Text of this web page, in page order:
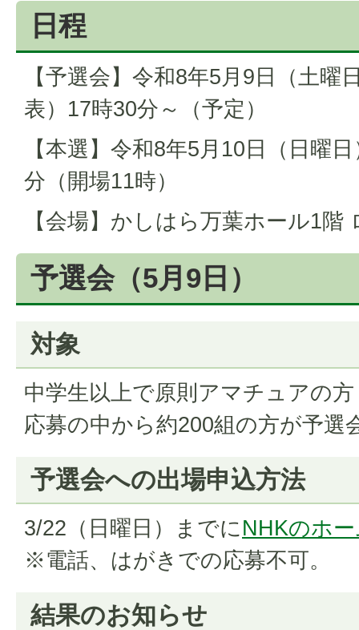
日程
【予選会】令和8年5月9日（土曜
表）17時30分～（予定）
【本選】令和8年5月10日（日曜
分（開場11時）
【会場】かしはら万葉ホール1
予選会（5月9日）
対象
中学生以上で原則アマチュアの方
応募の中から約200組の方が予選
予選会への出場申込方法
3/22（日曜日）までにNHKのホ
※電話、はがきでの応募不可。
結果のお知らせ